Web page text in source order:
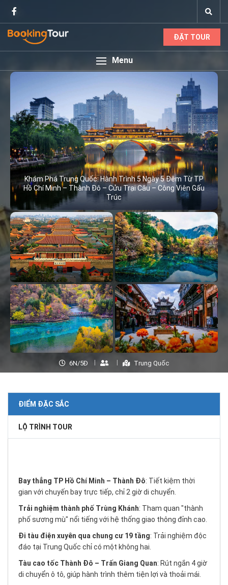
ĐẶT TOUR
Menu
Khám Phá Trung Quốc: Hành Trình 5 Ngày 5 Đêm Từ TP
Hồ Chí Minh – Thành Đô – Cửu Trại Câu – Công Viên Gấu
Trúc
6N/5Đ Trung Quốc
ĐIỂM ĐẶC SẮC
LỘ TRÌNH TOUR
Bay thẳng TP Hồ Chí Minh – Thành Đô: Tiết kiệm thời
gian với chuyến bay trực tiếp, chỉ 2 giờ di chuyển.
Trải nghiệm thành phố Trùng Khánh: Tham quan "thành
phố sương mù" nổi tiếng với hệ thống giao thông đỉnh cao.
Đi tàu điện xuyên qua chung cư 19 tầng: Trải nghiệm độc
đáo tại Trung Quốc chỉ có một không hai.
Tàu cao tốc Thành Đô – Trấn Giang Quan: Rút ngắn 4 giờ
di chuyển ô tô, giúp hành trình thêm tiện lợi và thoải mái.